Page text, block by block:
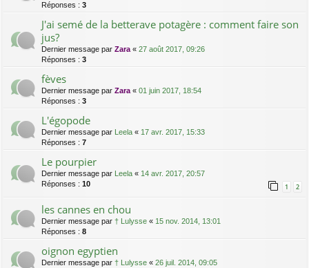
r
Réponses : 3
J'ai semé de la betterave potagère : comment faire son
jus?
Dernier message par Zara « 27 août 2017, 09:26
Réponses : 3
fèves
Dernier message par Zara « 01 juin 2017, 18:54
Réponses : 3
L'égopode
Dernier message par Leela « 17 avr. 2017, 15:33
Réponses : 7
Le pourpier
Dernier message par Leela « 14 avr. 2017, 20:57
Réponses : 10 1 2
les cannes en chou
Dernier message par † Lulysse « 15 nov. 2014, 13:01
Réponses : 8
oignon egyptien
Dernier message par † Lulysse « 26 juil. 2014, 09:05